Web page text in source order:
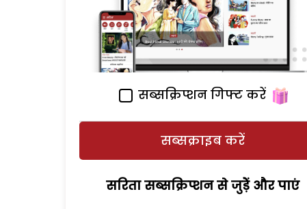
सब्सक्रिप्शन गिफ्ट करें
सब्सक्राइब करें
सरिता सब्सक्रिप्शन से जुड़ेें और पाएं